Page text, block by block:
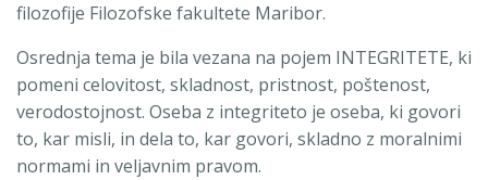
filozofije Filozofske fakultete Maribor.
Osrednja tema je bila vezana na pojem INTEGRITETE, ki
pomeni celovitost, skladnost, pristnost, poštenost,
verodostojnost. Oseba z integriteto je oseba, ki govori
to, kar misli, in dela to, kar govori, skladno z moralnimi
normami in veljavnim pravom.